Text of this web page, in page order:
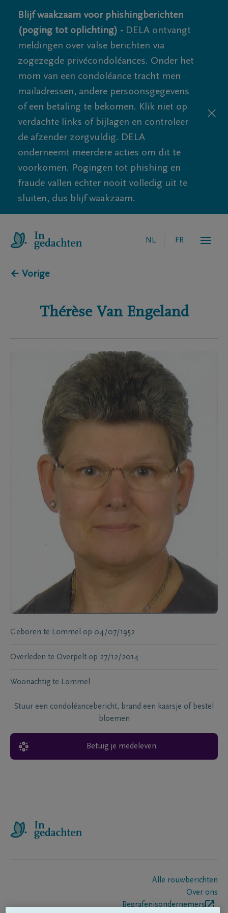
Blijf waakzaam voor phishingberichten
(poging tot oplichting) - DELA ontvangt
meldingen over valse berichten via
zogezegde privécondoléances. Onder het
mom van een condoléance tracht men
mailadressen, andere persoonsgegevens
of een betaling te bekomen. Klik niet op
verdachte links of bijlagen en controleer
de afzender zorgvuldig. DELA
onderneemt meerdere acties om dit te
voorkomen. Pogingen tot phishing en
fraude vallen echter nooit volledig uit te
sluiten, dus blijf waakzaam.
NL FR
← Vorige
Thérèse Van Engeland
Geboren te Lommel op 04/07/1952
Overleden te Overpelt op 27/12/2014
Woonachtig te Lommel
Stuur een condoléancebericht, brand een kaarsje of bestel
bloemen
Betuig je medeleven
Alle rouwberichten
Over ons
Begrafenisondernemers